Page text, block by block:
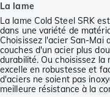
La lame
La lame Cold Steel SRK
dans une variété de
Choisissez l'acier San-Mai
couches d'un acier plus
durabilité. Ou choisissez la
excelle en robustesse et
d'aciers ne soient pas
meilleure résistance à la